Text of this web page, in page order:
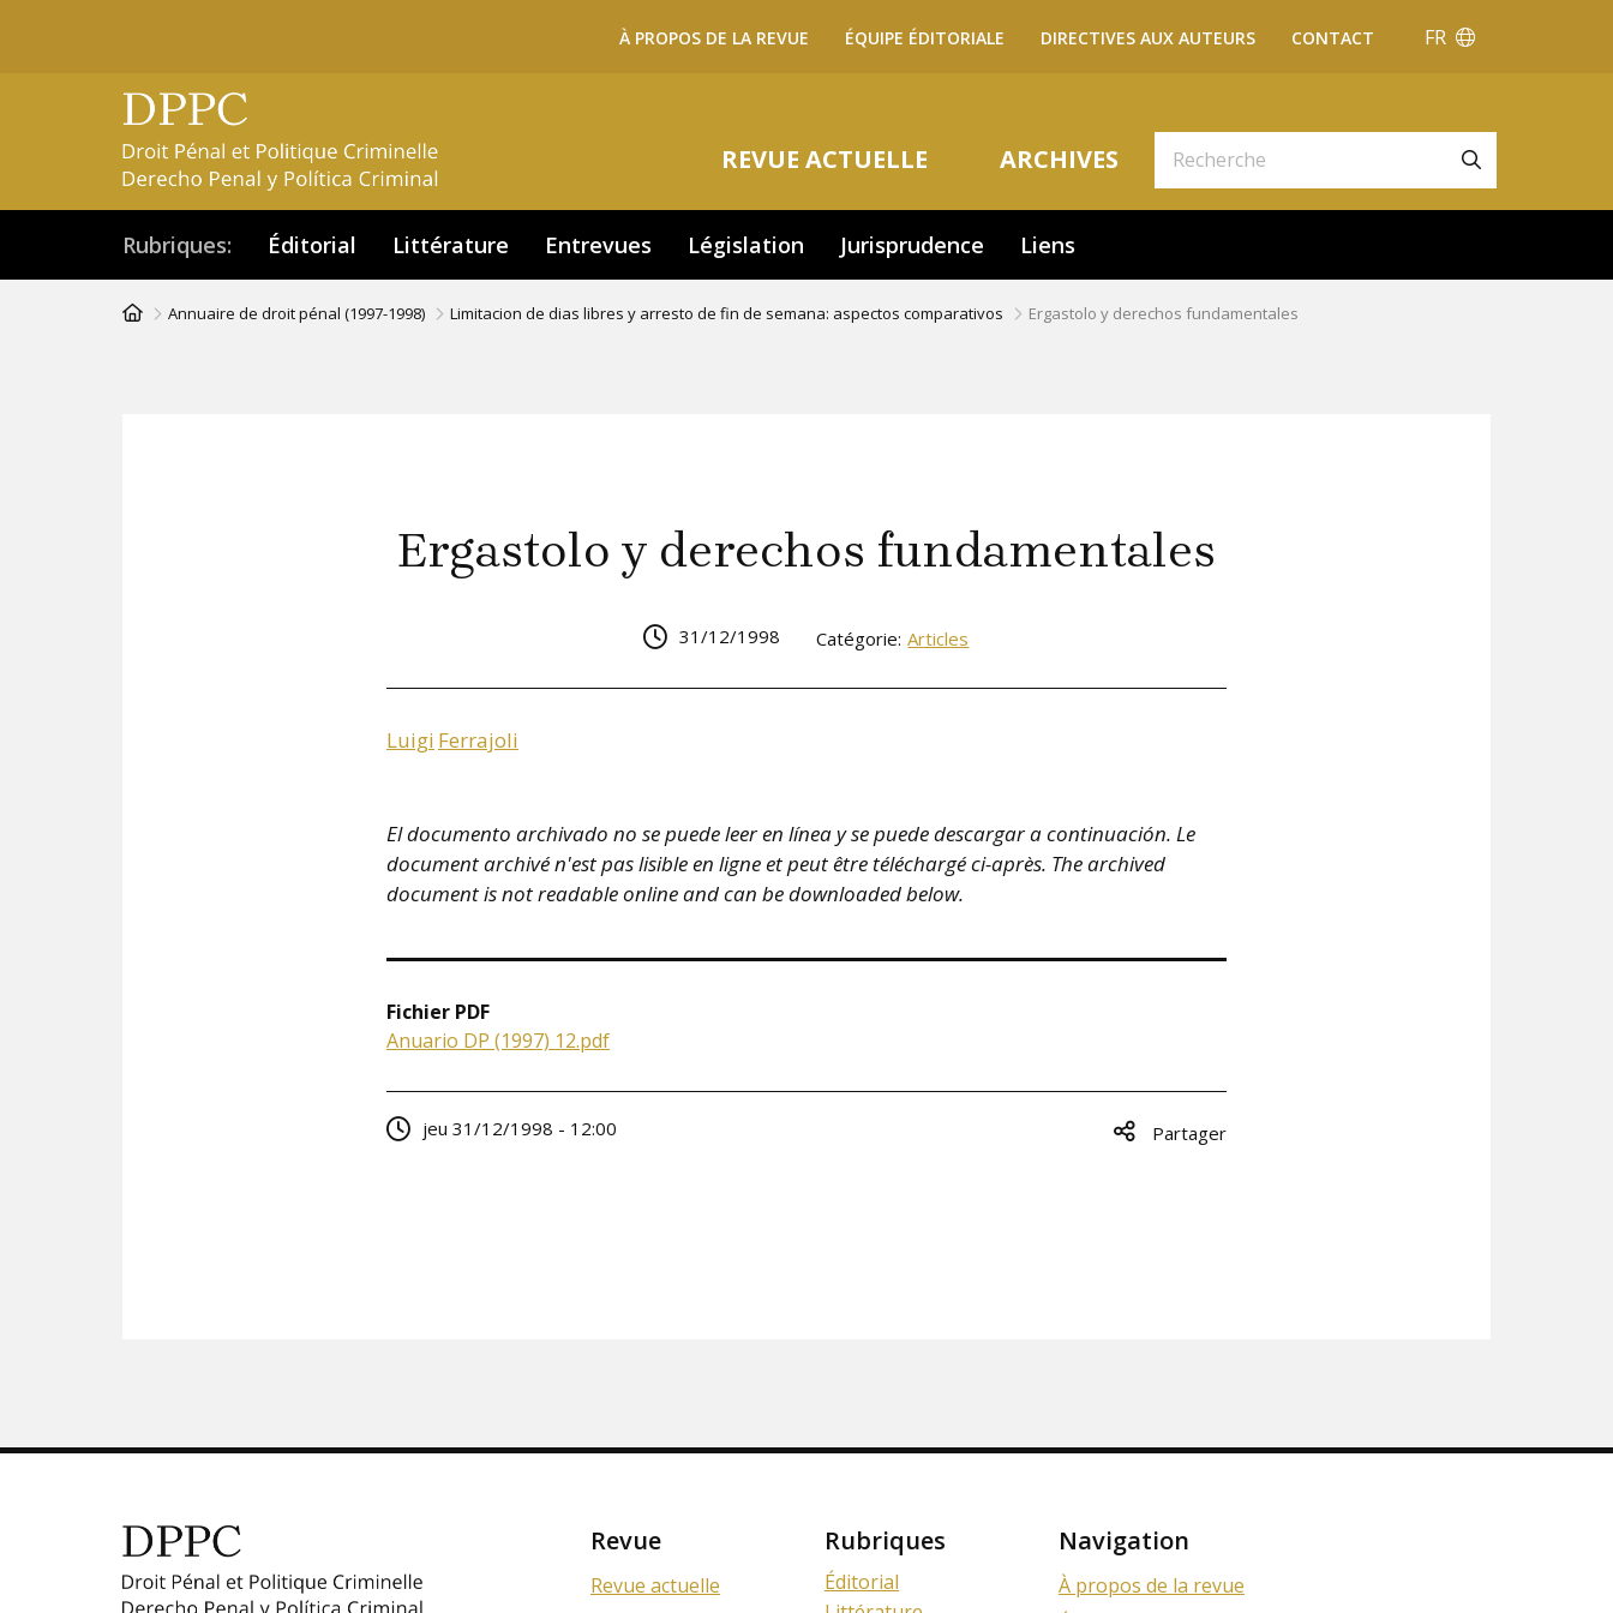
Navigation
À PROPOS DE LA REVUE ÉQUIPE ÉDITORIALE DIRECTIVES AUX AUTEURS CONTACT FR
REVUE ACTUELLE ARCHIVES
Rubriques Éditorial Littérature Entrevues Législation Jurisprudence Liens
Fil Annuaire de droit pénal (1997-1998) Limitacion de dias libres y arresto de fin de semana: aspectos comparativos Ergastolo y derechos fundamentales
Ergastolo y derechos fundamentales
31/12/1998 Catégorie: Articles
Luigi Ferrajoli
El documento archivado no se puede leer en línea y se puede descargar a continuación. Le
document archivé n'est pas lisible en ligne et peut être téléchargé ci-après. The archived
document is not readable online and can be downloaded below.
Fichier PDF
Anuario DP (1997) 12.pdf
jeu 31/12/1998 - 12:00 Partager
Revue
Revue actuelle
Rubriques
Éditorial
Navigation
À propos de la revue